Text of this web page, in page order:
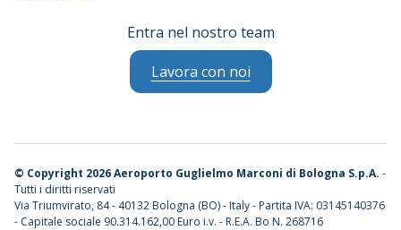
Entra nel nostro team
Lavora con noi
© Copyright 2026 Aeroporto Guglielmo Marconi di Bologna S.p.A. -
Tutti i diritti riservati
Via Triumvirato, 84 - 40132 Bologna (BO) - Italy - Partita IVA: 03145140376
- Capitale sociale 90.314.162,00 Euro i.v. - R.E.A. Bo N. 268716